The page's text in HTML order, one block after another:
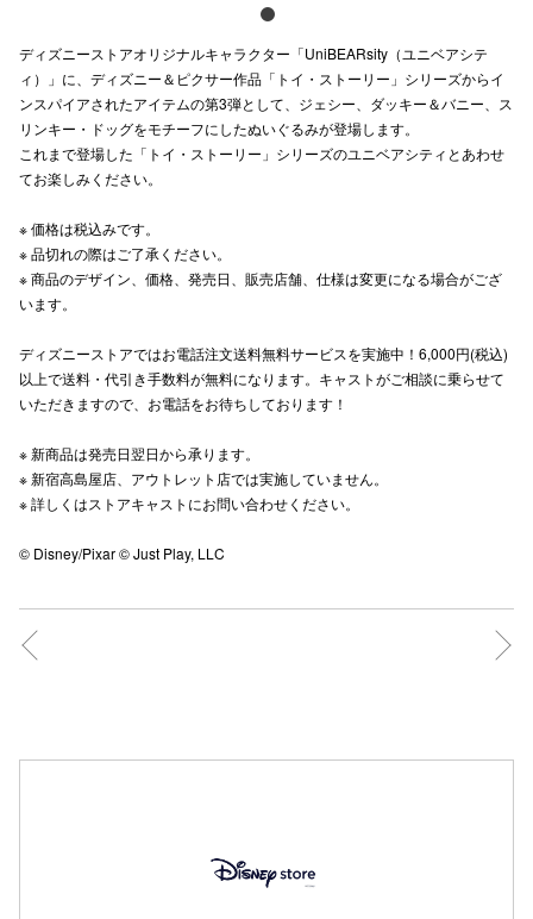
ディズニーストアオリジナルキャラクター「UniBEARsity（ユニベアシテ
ィ）」に、ディズニー＆ピクサー作品「トイ・ストーリー」シリーズからイ
ンスパイアされたアイテムの第3弾として、ジェシー、ダッキー＆バニー、ス
リンキー・ドッグをモチーフにしたぬいぐるみが登場します。
これまで登場した「トイ・ストーリー」シリーズのユニベアシティとあわせ
てお楽しみください。
※ 価格は税込みです。​
※ 品切れの際はご了承ください。​
※ 商品のデザイン、価格、発売日、販売店舗、仕様は変更になる場合がござ
います。
ディズニーストアではお電話注文送料無料サービスを実施中！6,000円(税込)
以上で送料・代引き手数料が無料になります。キャストがご相談に乗らせて
いただきますので、お電話をお待ちしております！​
※ 新商品は発売日翌日から承ります。​
※ 新宿高島屋店、アウトレット店では実施していません。​
※ 詳しくはストアキャストにお問い合わせください。 ​
© Disney/Pixar © Just Play, LLC
プライバシ
利用規約
秋田
新百合丘